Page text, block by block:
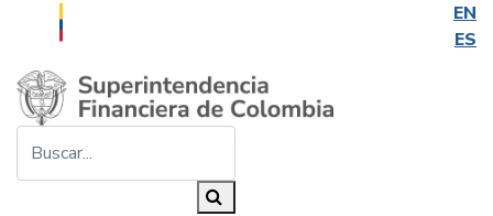
EN
ES
Saltar al contenido principal